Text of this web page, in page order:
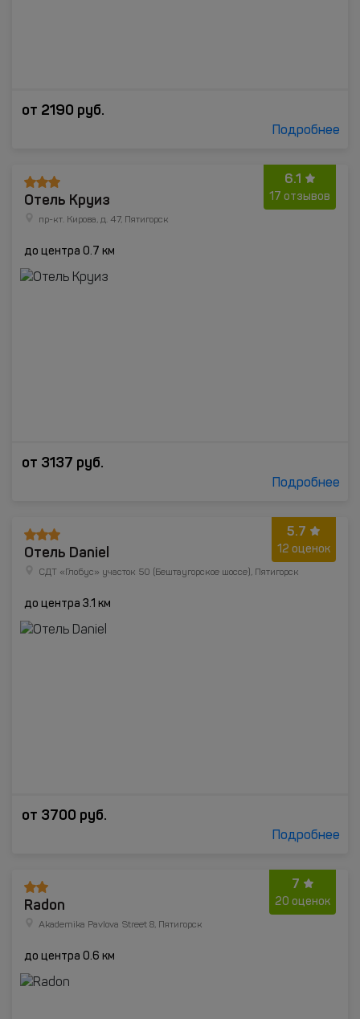
от 2190 руб.
Подробнее
6.1
17 отзывов
Отель Круиз
пр-кт. Кирова, д. 47, Пятигорск
до центра 0.7 км
от 3137 руб.
Подробнее
5.7
12 оценок
Отель Daniel
СДТ «Глобус» участок 50 (Бештаугорское шоссе), Пятигорск
до центра 3.1 км
от 3700 руб.
Подробнее
7
20 оценок
Radon
Akademika Pavlova Street 8, Пятигорск
до центра 0.6 км